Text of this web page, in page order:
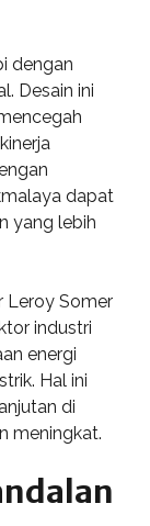
dengan
Desain ini
dapat
yang lebih
Leroy Somer
industri
energi
Hal ini
di
meningkat.